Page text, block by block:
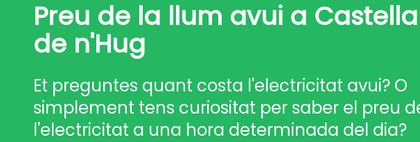
Preu de la llum avui a
de n'Hug
Et preguntes quant costa l'electricitat avui? O
simplement tens curiositat per saber el preu
l'electricitat a una hora determinada del dia?